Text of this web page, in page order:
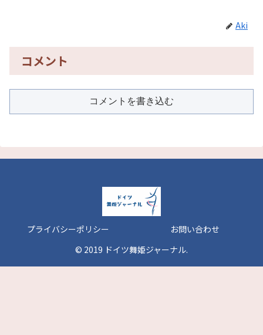
Aki
コメント
コメントを書き込む
プライバシーポリシー
お問い合わせ
© 2019 ドイツ舞姫ジャーナル.